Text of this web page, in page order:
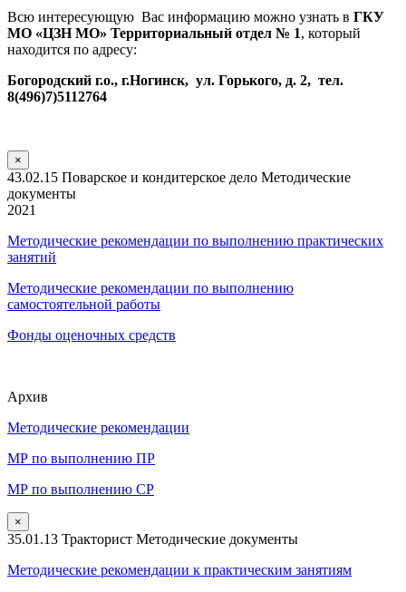
Всю интересующую Вас информацию можно узнать в ГКУ
МО «ЦЗН МО» Территориальный отдел № 1, который
находится по адресу:
Богородский г.о., г.Ногинск, ул. Горького, д. 2, тел.
8(496)7)5112764
×
43.02.15 Поварское и кондитерское дело Методические
документы
2021
Методические рекомендации по выполнению практических
занятий
Методические рекомендации по выполнению
самостоятельной работы
Фонды оценочных средств
Архив
Методические рекомендации
МР по выполнению ПР
МР по выполнению СР
×
35.01.13 Тракторист Методические документы
Методические рекомендации к практическим занятиям